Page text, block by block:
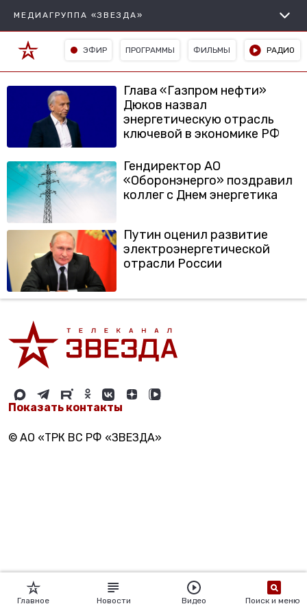
МЕДИАГРУППА «ЗВЕЗДА»
ЭФИР ПРОГРАММЫ ФИЛЬМЫ РАДИО
Глава «Газпром нефти»
Дюков назвал
энергетическую отрасль
ключевой в экономике РФ
Гендиректор АО
«Оборонэнерго» поздравил
коллег с Днем энергетика
Путин оценил развитие
электроэнергетической
отрасли России
Показать контакты
© АО «ТРК ВС РФ «ЗВЕЗДА»
Главное Новости Видео Поиск и меню